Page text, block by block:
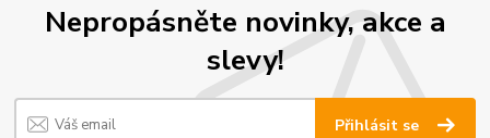
Nepropásněte novinky, akce a
slevy!
Přihlásit se